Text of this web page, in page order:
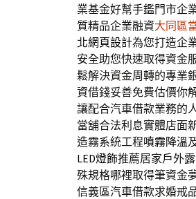
業基金好幫手鑑門市企
質精品企業融資大同區
北網頁設計為您打造企
安全助您快速取得資金
鬆解決資金周轉的專業
資借錢妥善免費估價你
讓配合汽車借款業務的
當舖合法利息實體店面
造霧系統工程噴霧降溫
LED燈飾推薦居家戶外
殊規格哪裡取得筆資金
信義區汽車借款求婚戒